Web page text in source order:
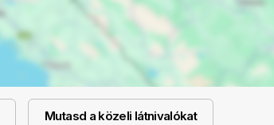
Mutasd a közeli látnivalókat